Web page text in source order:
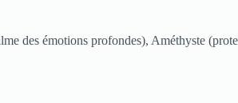
des émotions profondes), Améthyste